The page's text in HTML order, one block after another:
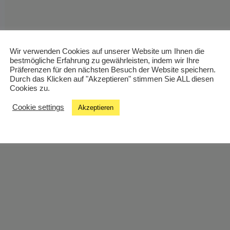
Richtung Sommer 2026 mit 2000er Rock, heute
Homepage Chat mit mir (von 20:00 bis 21:30) in
der Sendung, usw.)
Wir verwenden Cookies auf unserer Website um Ihnen die
bestmögliche Erfahrung zu gewährleisten, indem wir Ihre
Präferenzen für den nächsten Besuch der Website speichern.
Durch das Klicken auf "Akzeptieren" stimmen Sie ALL diesen
Cookies zu.
Cookie settings Akzeptieren